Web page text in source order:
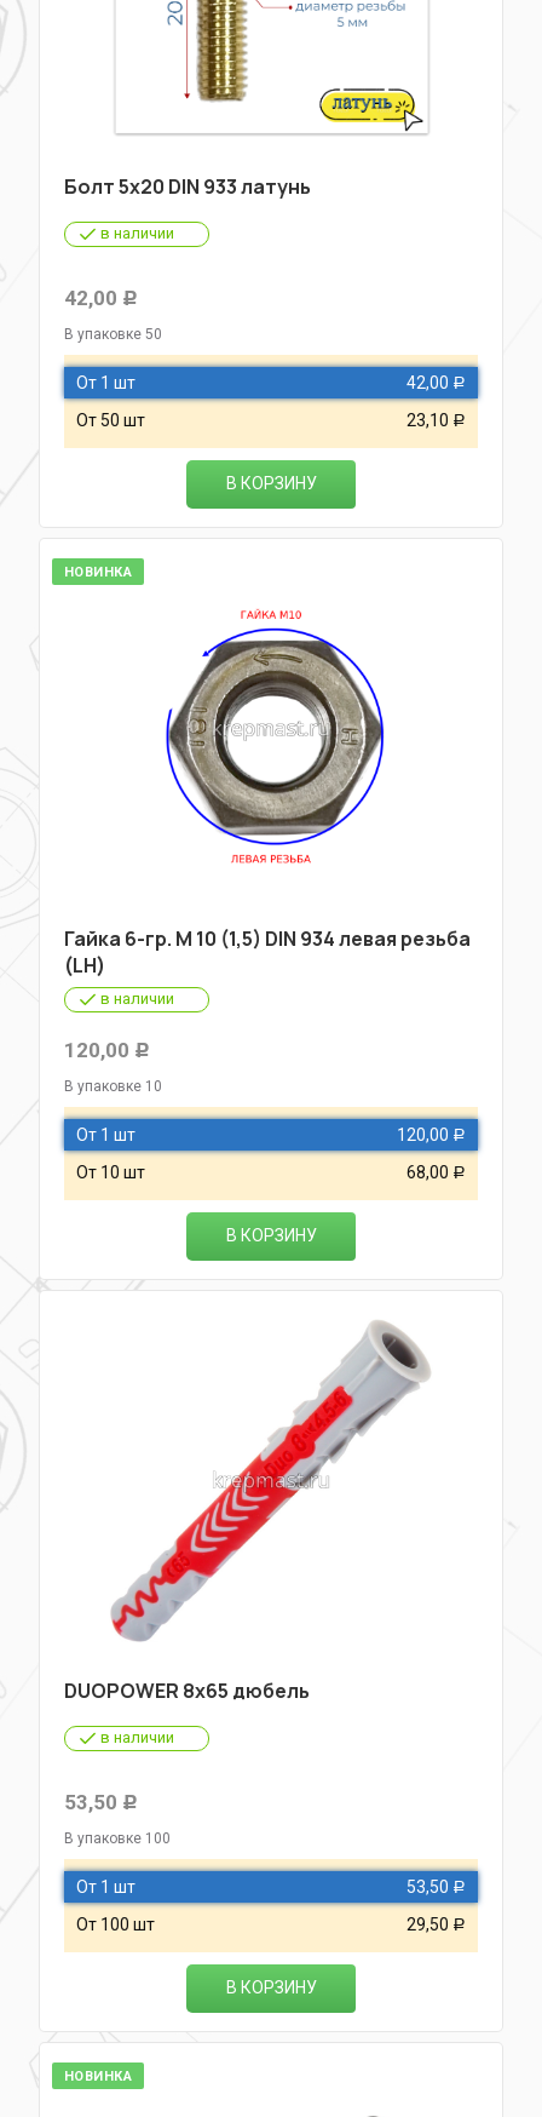
Болт 5х20 DIN 933 латунь
в наличии
42,00 Р
В упаковке 50
От 1 шт 42,00 Р
От 50 шт 23,10 Р
В КОРЗИНУ
НОВИНКА
Гайка 6-гр. М 10 (1,5) DIN 934 левая резьба
(LH)
в наличии
120,00 Р
В упаковке 10
От 1 шт 120,00 Р
От 10 шт 68,00 Р
В КОРЗИНУ
DUOPOWER 8х65 дюбель
в наличии
53,50 Р
В упаковке 100
От 1 шт 53,50 Р
От 100 шт 29,50 Р
В КОРЗИНУ
НОВИНКА